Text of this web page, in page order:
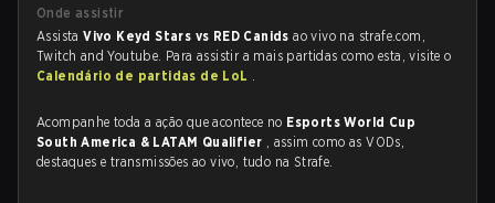
Onde assistir
AssistaVivo Keyd Stars vs RED Canidsao vivo na strafe.com,
Twitch and Youtube. Para assistir a mais partidas como esta, visite o
Calendário de partidas de LoL .
Acompanhe toda a ação que acontece no Esports World Cup
South America & LATAM Qualifier , assim como as VODs,
destaques e transmissões ao vivo, tudo na Strafe.